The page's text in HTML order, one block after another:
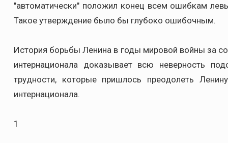
"автоматически" положил конец всем ошибкам
Такое утверждение было бы глубоко ошибочным.
История борьбы Ленина в годы мировой войны за
интернационала доказывает всю неверность
трудности, которые пришлось преодолеть
интернационала.
1